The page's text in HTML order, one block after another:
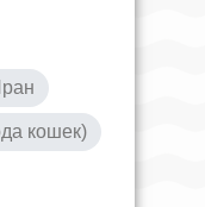
кошек)